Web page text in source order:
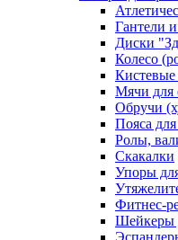
Гантели
Диски
Колесо
Кистевые
Мячи для
Обручи
Пояса
Ролы,
Скакалки
Упоры
Фитнес-
Шейкеры